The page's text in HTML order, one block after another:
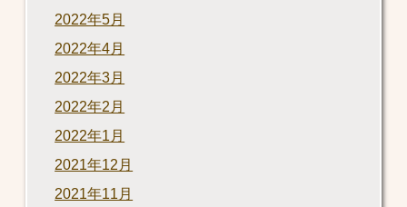
2022年5月
2022年4月
2022年3月
2022年2月
2022年1月
2021年12月
2021年11月